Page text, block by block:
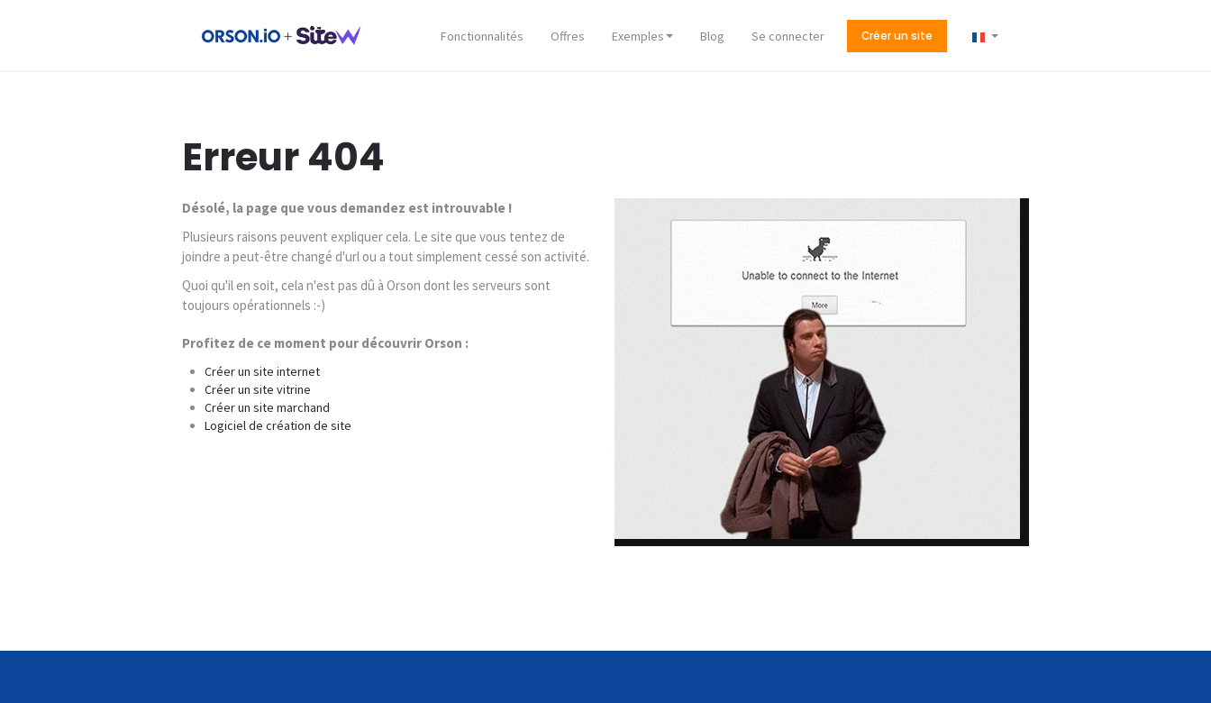
Fonctionnalités Offres Exemples Blog Se connecter Créer un site
Erreur 404
Désolé, la page que vous demandez est introuvable !
Plusieurs raisons peuvent expliquer cela. Le site que vous tentez de
joindre a peut-être changé d'url ou a tout simplement cessé son activité.
Quoi qu'il en soit, cela n'est pas dû à Orson dont les serveurs sont
toujours opérationnels :-)
Profitez de ce moment pour découvrir Orson :
Créer un site internet
Créer un site vitrine
Créer un site marchand
Logiciel de création de site